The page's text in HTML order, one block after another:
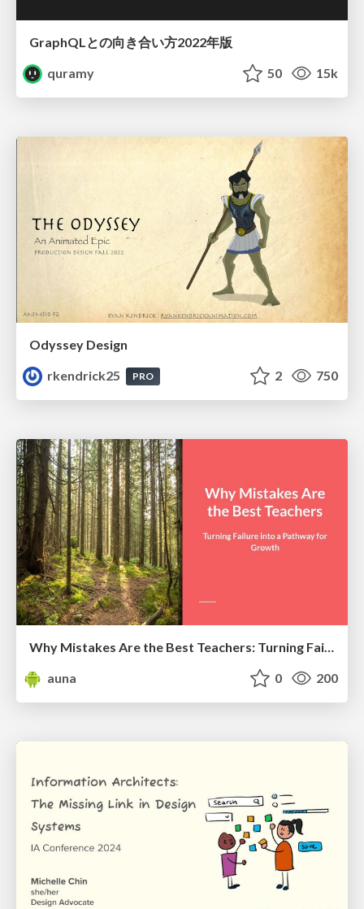
GraphQLとの向き合い方2022年版
quramy
50 15k
Odyssey Design
rkendrick25
PRO 2 750
Why Mistakes Are the Best Teachers: Turning Failure into a Pathway for Growth
auna
0 200